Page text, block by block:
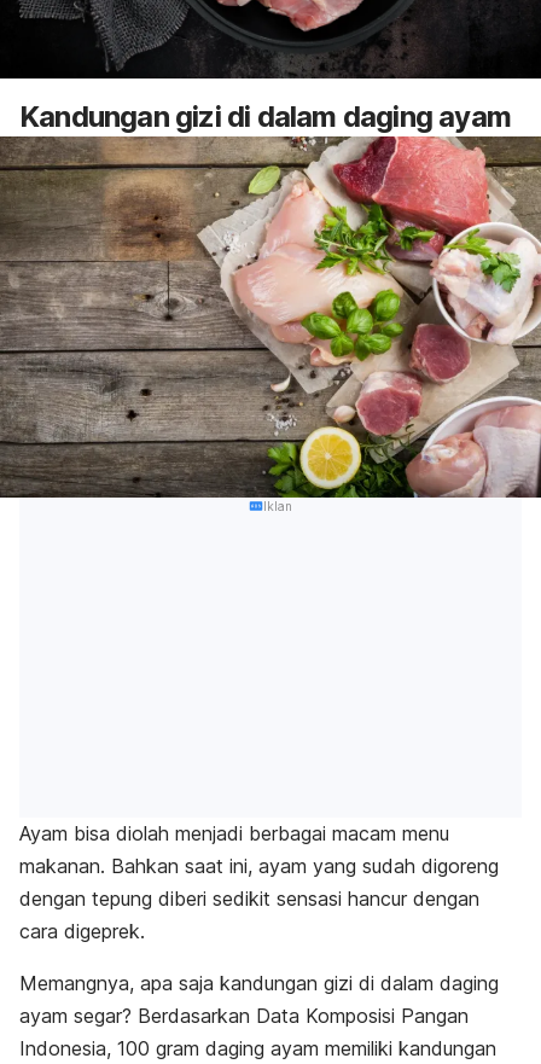
Kandungan gizi di dalam daging ayam
Iklan
Ayam bisa diolah menjadi berbagai macam menu
makanan. Bahkan saat ini, ayam yang sudah digoreng
dengan tepung diberi sedikit sensasi hancur dengan
cara digeprek.
Memangnya, apa saja kandungan gizi di dalam daging
ayam segar? Berdasarkan Data Komposisi Pangan
Indonesia, 100 gram daging ayam memiliki kandungan